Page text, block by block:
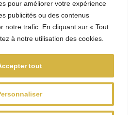
pour améliorer votre expérience
publicités ou des contenus
notre trafic. En cliquant sur « Tout
à notre utilisation des cookies.
tout
Légales
de confidentialité